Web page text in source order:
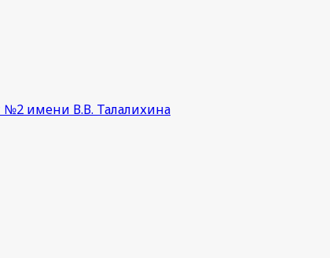
№2 имени В.В. Талалихина